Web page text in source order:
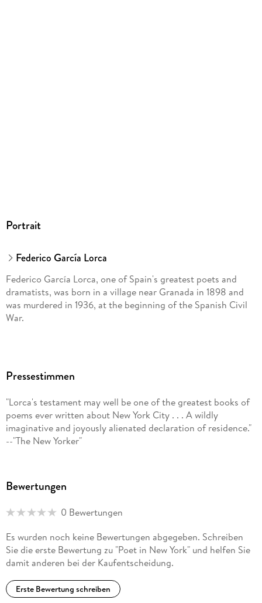
Portrait
Federico García Lorca
Federico García Lorca, one of Spain's greatest poets and
dramatists, was born in a village near Granada in 1898 and
was murdered in 1936, at the beginning of the Spanish Civil
War.
Pressestimmen
"Lorca's testament may well be one of the greatest books of
poems ever written about New York City . . . A wildly
imaginative and joyously alienated declaration of residence."
--"The New Yorker"
Bewertungen
0 Bewertungen
Es wurden noch keine Bewertungen abgegeben. Schreiben
Sie die erste Bewertung zu "Poet in New York" und helfen Sie
damit anderen bei der Kaufentscheidung.
Erste Bewertung schreiben